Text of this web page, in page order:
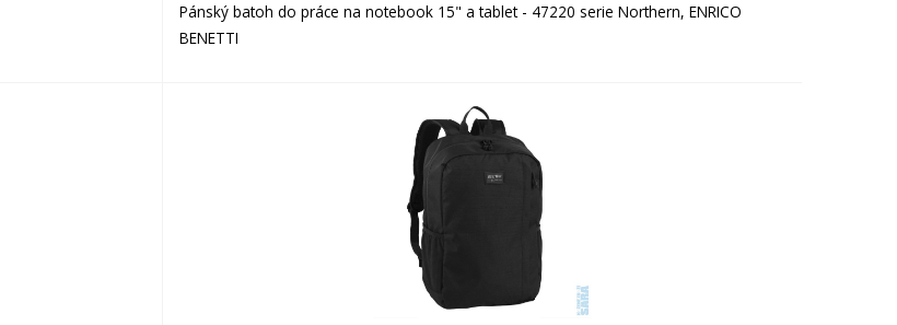
Pánský batoh do práce na notebook 15" a tablet - 47220 serie Northern, ENRICO
BENETTI